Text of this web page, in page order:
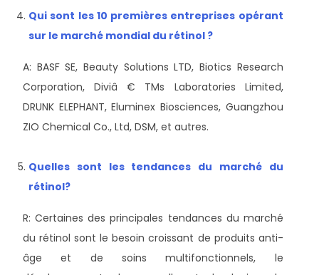
Qui sont les 10 premières entreprises opérant
sur le marché mondial du rétinol ?
A: BASF SE, Beauty Solutions LTD, Biotics Research
Corporation, Diviâ € TMs Laboratories Limited,
DRUNK ELEPHANT, Eluminex Biosciences, Guangzhou
ZIO Chemical Co., Ltd, DSM, et autres.
Quelles sont les tendances du marché du
rétinol?
R: Certaines des principales tendances du marché
du rétinol sont le besoin croissant de produits anti-
âge et de soins multifonctionnels, le